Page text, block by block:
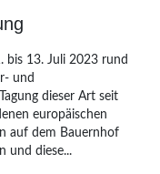
bis 13. Juli 2023 rund
und
dieser Art seit
europäischen
auf dem Bauernhof
und diese...